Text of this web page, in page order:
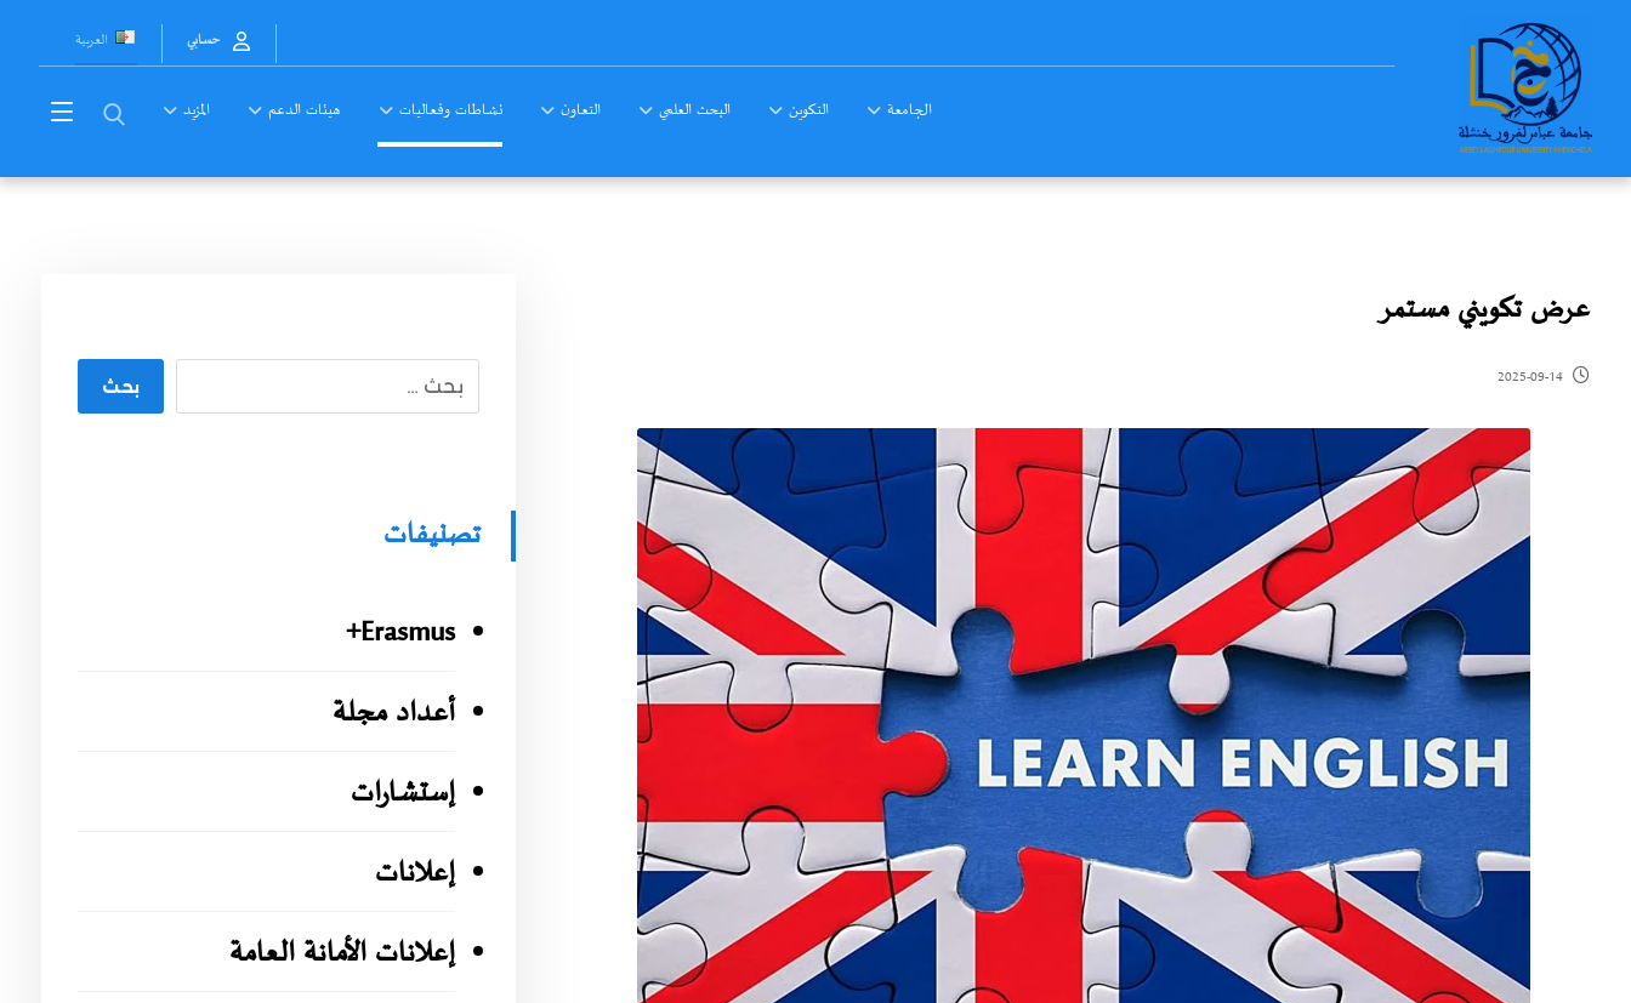
العربية حسابي
الجامعة التكوين البحث العلمي التعاون نشاطات وفعاليات هيئات الدعم المزيد
عرض تكويني مستمر
2025-09-14 بحث
تصنيفات
Erasmus+
أعداد مجلة
إستشارات
إعلانات
إعلانات الأمانة العامة